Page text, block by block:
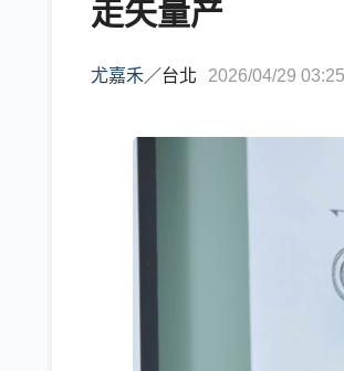
走矢量产
尤嘉禾 ／台北 2026/04/29 03:25